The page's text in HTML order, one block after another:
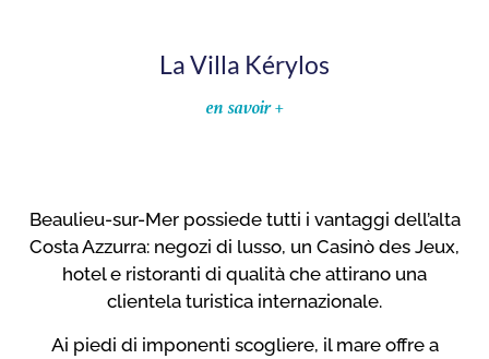
La Villa Kérylos
en savoir +
Beaulieu-sur-Mer possiede tutti i vantaggi dell’alta
Costa Azzurra: negozi di lusso, un Casinò des Jeux,
hotel e ristoranti di qualità che attirano una
clientela turistica internazionale.
Ai piedi di imponenti scogliere, il mare offre a